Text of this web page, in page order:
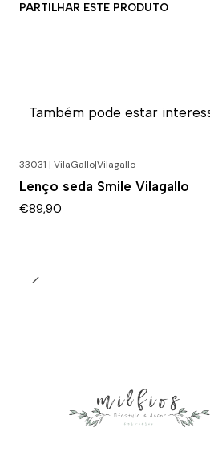
PARTILHAR ESTE PRODUTO
Também pode estar
33031 | VilaGallo|Vilagallo
Lenço seda Smile Vilagallo
€89,90